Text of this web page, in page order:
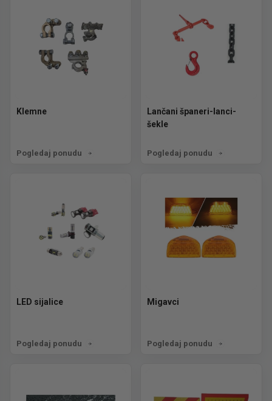
Klemne
Pogledaj ponudu
Lančani španeri-lanci-
šekle
Pogledaj ponudu
LED sijalice
Pogledaj ponudu
Migavci
Pogledaj ponudu